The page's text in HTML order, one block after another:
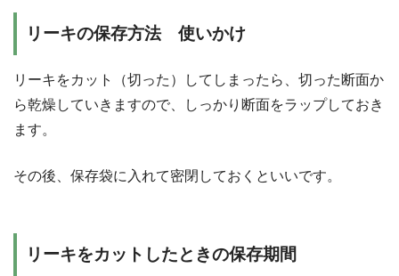
リーキの保存方法 使いかけ
リーキをカット（切った）してしまったら、切った断面か
ら乾燥していきますので、しっかり断面をラップしておき
ます。
その後、保存袋に入れて密閉しておくといいです。
リーキをカットしたときの保存期間